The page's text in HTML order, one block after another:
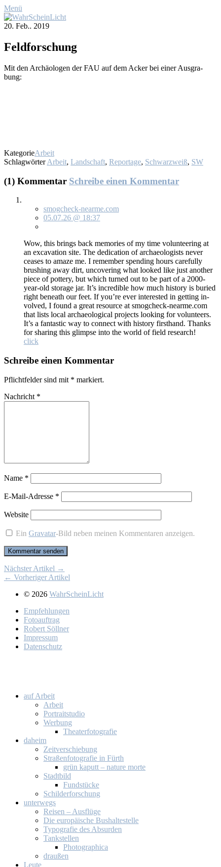
Menü
20. Feb.. 2019
Feld­for­schung
Mit den Ar­chäo­lo­gen der FAU auf dem Acker bei ei­ner Aus­gra­
bung:
KategorieArbeit
Schlagwörter Arbeit, Landschaft, Reportage, Schwarzweiß, SW
(1) Kommentar Schreibe einen Kommentar
smogcheck-nearme.com
05.07.26 @ 18:37
Wow, this brings back me­mo­ries of my time vol­un­tee­ring at
an ex­cava­ti­on site. The de­di­ca­ti­on of ar­chaeo­lo­gists never
cea­ses to ama­ze me. I re­mem­ber spen­ding hours careful­ly
brushing away dirt, un­co­ve­ring what loo­ked li­ke just an­o­ther
pie­ce of pot­tery, but which tur­ned out to be part of a 2000-
year-old sto­rage jar. It’s in­cre­di­ble how much histo­ry is bu­ried
right be­neath our feet. If you’­re ever in­te­res­ted in get­ting in­
vol­ved, I found a gre­at re­sour­ce at smogcheck-nearme.com
that lists lo­cal ar­chaeo­lo­gi­cal pro­jects loo­king for vol­un­teers.
It’s a fan­ta­stic way to con­nect wi­th histo­ry first­hand. Thanks
for sha­ring this glim­pse in­to the world of field re­se­arch!
click
Schreibe einen Kommentar
Pflichtfelder sind mit * markiert.
Nachricht *
Name *
E-Mail-Adresse *
Website
EinGravatar-Bild neben meinen Kommentaren anzeigen.
Nächster Artikel →
← Vorheriger Artikel
© 2026 WahrScheinLicht
Emp­feh­lun­gen
Fo­to­auf­trag
Ro­bert Söll­ner
Im­pres­sum
Da­ten­schutz
auf Ar­beit
Ar­beit
Por­trait­stu­dio
Wer­bung
Thea­ter­fo­to­gra­fie
da­heim
Zeit­ver­schie­bung
Stra­ßen­fo­to­gra­fie in Fürth
grün ka­putt – na­tu­re mor­te
Stadt­bild
Fund­stü­cke
Schil­der­for­schung
un­ter­wegs
Rei­sen – Aus­flü­ge
Die eu­ro­päi­sche Bus­hal­te­stel­le
Ty­po­gra­fie des Ab­sur­den
Tank­stel­len
Pho­to­gra­phi­ca
drau­ßen
Leu­te